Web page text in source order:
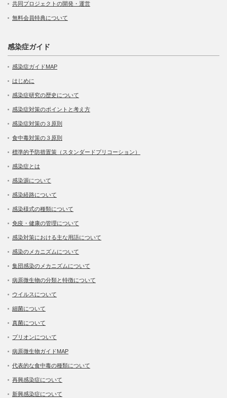
共同プロジェクトの開発・運営
無料会員特典について
感染症ガイド
感染症ガイドMAP
はじめに
感染症研究の歴史について
感染症対策のポイントと考え方
感染症対策の３原則
食中毒対策の３原則
標準的予防措置策（スタンダードプリコーション）
感染症とは
感染源について
感染経路について
感染様式の種類について
免疫・健康の管理について
感染対策における主な用語について
感染のメカニズムについて
集団感染のメカニズムについて
病原微生物の分類と特徴について
ウイルスについて
細菌について
真菌について
プリオンについて
病原微生物ガイドMAP
代表的な食中毒の種類について
再興感染症について
新興感染症について